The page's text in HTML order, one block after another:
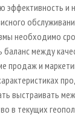
эффективность и
необходимо
баланс между
продаж и
выстраивать
в текущих